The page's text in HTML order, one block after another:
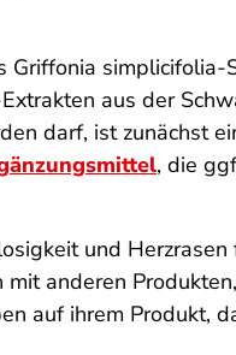
Griffonia simplicifolia-
aus der
darf, ist zunächst
, die
und
anderen
auf ihrem Produkt,